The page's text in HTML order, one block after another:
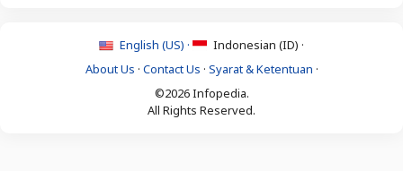
English (US) ·
Indonesian (ID) ·
About Us · Contact Us · Syarat & Ketentuan ·
©2026 Infopedia.
All Rights Reserved.